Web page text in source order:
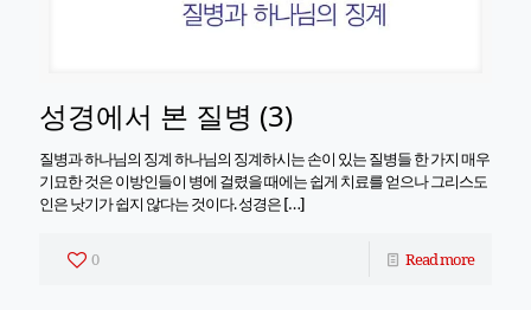
성경에서 본 질병 (3)
질병과 하나님의 징계 하나님의 징계하시는 손이 있는 질병들 한 가지 매우
기묘한 것은 이방인들이 병에 걸렸을 때에는 쉽게 치료를 얻으나 그리스도
인은 낫기가 쉽지 않다는 것이다. 성경은[…]
0 Read more